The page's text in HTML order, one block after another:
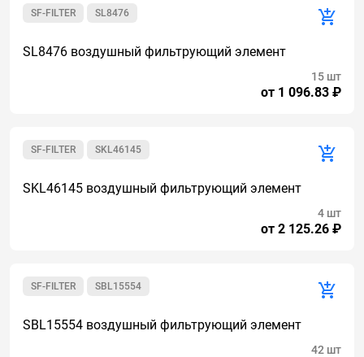
SL8476
SF-FILTER
SL8476 воздушный фильтрующий элемент
от 1 096.83 ₽
15 шт
SKL46145
SF-FILTER
SKL46145 воздушный фильтрующий элемент
от 2 125.26 ₽
4 шт
SBL15554
SF-FILTER
SBL15554 воздушный фильтрующий элемент
42 шт